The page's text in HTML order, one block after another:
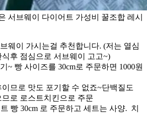
서브웨이 다이어트 가성비 꿀조합 레시
웨이 가시는걸 추천합니다. (저는 열심
후 점심으로 서브웨이 고고~)
~ 빵 사이즈를 30cm로 주문하면 1000원
므로 맛도 포기할 수 없죠~단백질도
므로 로스트치킨으로 주문
빵 30cm 로 주문하고 세트는 사양. 치